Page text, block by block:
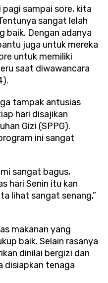
pagi sampai sore, kita
sangat lelah
baik. Dengan adanya
juga untuk mereka
untuk memiliki
saat diwawancara
tampak antusias
hari disajikan
Gizi (SPPG).
ini sangat
sangat bagus,
hari Senin itu kan
lihat sangat senang,”
makanan yang
baik. Selain rasanya
dinilai bergizi dan
disiapkan tenaga